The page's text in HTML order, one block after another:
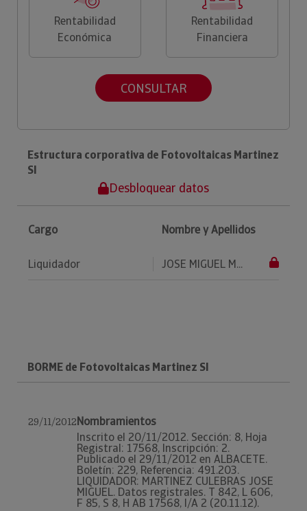
Rentabilidad
Económica
Rentabilidad
Financiera
CONSULTAR
Estructura corporativa de Fotovoltaicas Martinez
Sl
Desbloquear datos
Cargo Nombre y Apellidos
Liquidador JOSE MIGUEL M...
BORME de Fotovoltaicas Martinez Sl
29/11/2012Nombramientos
Inscrito el 20/11/2012. Sección: 8, Hoja
Registral: 17568, Inscripción: 2.
Publicado el 29/11/2012 en ALBACETE.
Boletín: 229, Referencia: 491.203.
LIQUIDADOR: MARTINEZ CULEBRAS JOSE
MIGUEL. Datos registrales. T 842, L 606,
F 85, S 8, H AB 17568, I/A 2 (20.11.12).